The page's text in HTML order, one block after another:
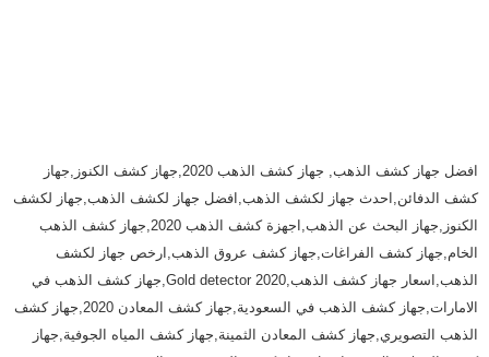
افضل جهاز كشف الذهب, جهاز كشف الذهب 2020,جهاز كشف الكنوز,جهاز
كشف الدفائن,احدث جهاز لكشف الذهب,افضل جهاز لكشف الذهب,جهاز لكشف
الكنوز,جهاز البحث عن الذهب,اجهزة كشف الذهب 2020,جهاز كشف الذهب
الخام,جهاز كشف الفراغات,جهاز كشف عروق الذهب,ارخص جهاز لكشف
الذهب,اسعار جهاز كشف الذهب,Gold detector 2020,جهاز كشف الذهب في
الامارات,جهاز كشف الذهب في السعودية,جهاز كشف المعادن 2020,جهاز كشف
الذهب التصويري,جهاز كشف المعادن الثمينة,جهاز كشف المياه الجوفية,جهاز